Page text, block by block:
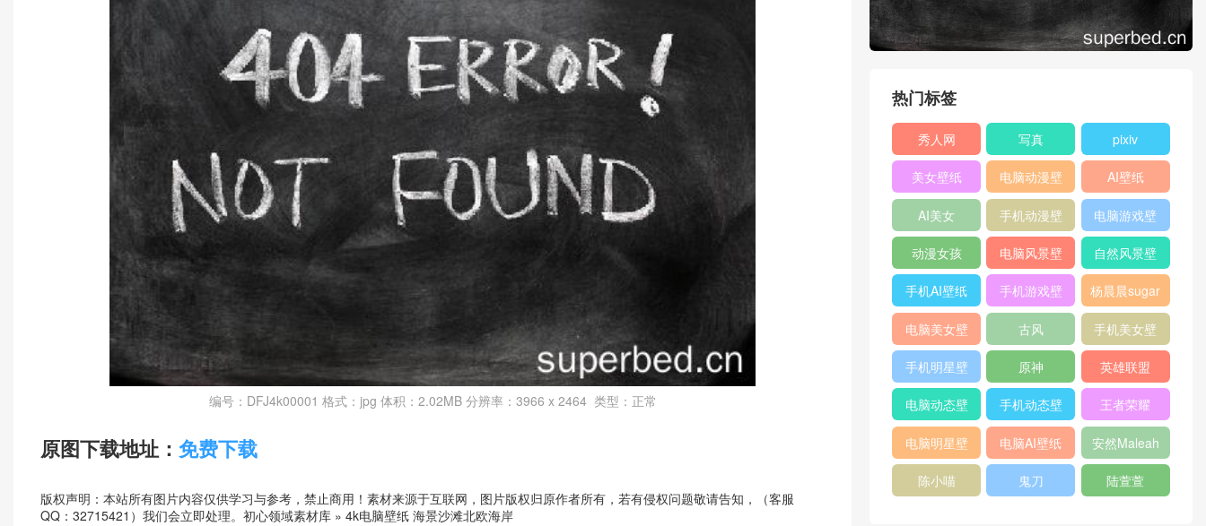
编号：DFJ4k00001 格式：jpg 体积：2.02MB 分辨率：3966 x 2464 类型：正常
原图下载地址： 免费下载
版权声明：本站所有图片内容仅供学习与参考，禁止商用！素材来源于互联网，图片版权归原作者所有，若有侵权问题敬请告知，（客服
QQ：32715421）我们会立即处理。 初心领域素材库 » 4k电脑壁纸 海景沙滩北欧海岸
热门标签
秀人网
XIUREN
写真 pixiv
美女壁纸
电脑动漫壁
纸
AI壁纸
AI美女
手机动漫壁
纸
电脑游戏壁
纸
动漫女孩
电脑风景壁
纸
自然风景壁
纸
手机AI壁纸
手机游戏壁
纸
杨晨晨sugar
电脑美女壁
纸
古风
手机美女壁
纸
手机明星壁
纸
原神 英雄联盟
电脑动态壁
纸
手机动态壁
纸
王者荣耀
电脑明星壁
纸
电脑AI壁纸 安然Maleah
陈小喵 鬼刀 陆萱萱